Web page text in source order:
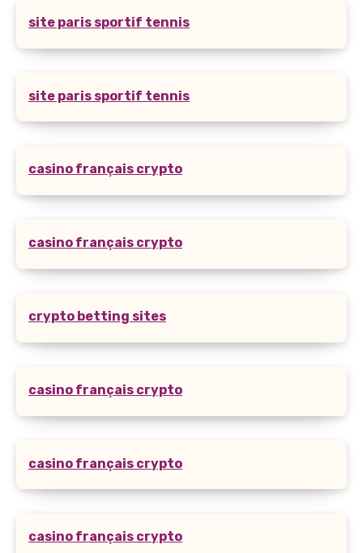
site paris sportif tennis
site paris sportif tennis
casino français crypto
casino français crypto
crypto betting sites
casino français crypto
casino français crypto
casino français crypto